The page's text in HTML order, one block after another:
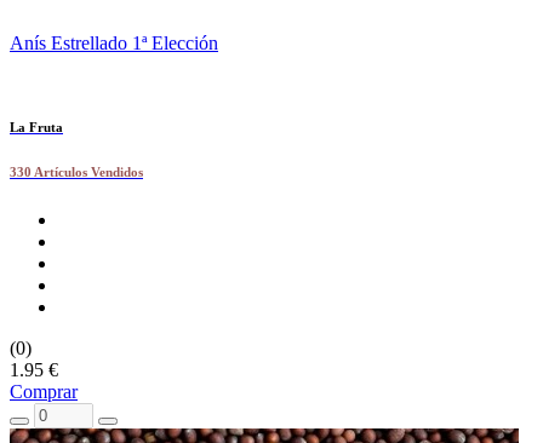
Anís Estrellado 1ª Elección
La Fruta
330 Artículos Vendidos
(0)
1.95 €
Comprar